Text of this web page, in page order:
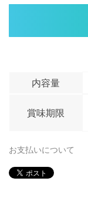
内容量
賞味期限
お支払いについて